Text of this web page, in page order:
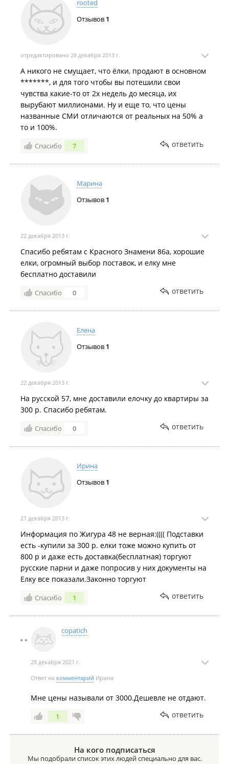
rooted
Отзывов 1
отредактировано 28 декабря 2013 г.
А никого не смущает, что ёлки, продают в основном
*******, и для того чтобы вы потешили свои
чувства какие-то от 2х недель до месяца, их
вырубают миллионами. Ну и еще то, что цены
названные СМИ отличаются от реальных на 50% а
то и 100%.
Спасибо 7 ответить
Марина
Отзывов 1
22 декабря 2013 г.
Спасибо ребятам с Красного Знамени 86a, хорошие
елки, огромный выбор поставок, и елку мне
бесплатно доставили
Спасибо 0 ответить
Елена
Отзывов 1
22 декабря 2013 г.
На русской 57, мне доставили елочку до квартиры за
300 р. Спасибо ребятам.
Спасибо 0 ответить
Ирина
Отзывов 1
21 декабря 2013 г.
Информация по Жигура 48 не верная:(((( Подставки
есть -купили за 300 р. елки тоже можно купить от
800 р и даже есть доставка(бесплатная) торгуют
русские парни и даже попросив у них документы на
Елку все показали.Законно торгуют
Спасибо 1 ответить
copatich
28 декабря 2021 г.
Ответ на комментарий Ирина
Мне цены называли от 3000.Дешевле не отдают.
1 ответить
На кого подписаться
Мы подобрали список этих людей специально для вас.